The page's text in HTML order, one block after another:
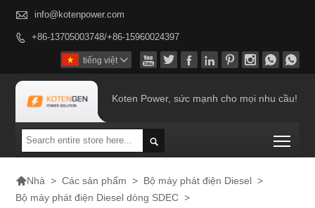
 info@kotenpower.com
 +86-13705003748/+86-15960024397
       
tiếng việt 
Koten Power, sức mạnh cho mọi nhu cầu!

Nhà > Các sản phẩm > Bộ máy phát điện Diesel >
Bộ máy phát điện Diesel dòng SDEC >